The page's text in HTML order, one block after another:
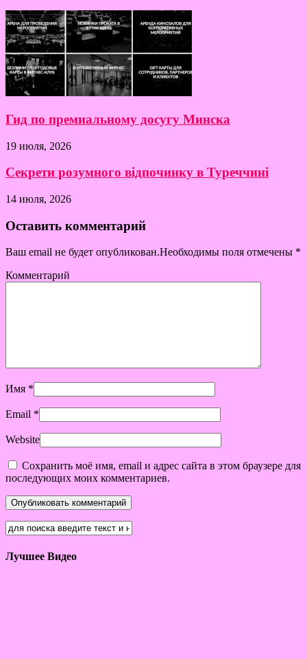
Гид по премиальному досугу Минска
19 июля, 2026
Секрети розумного відпочинку в Туреччині
14 июля, 2026
Оставить комментарий
Ваш email не будет опубликован.Необходимы поля отмечены *
Комментарий
Имя *
Email *
Website
Сохранить моё имя, email и адрес сайта в этом браузере для
последующих моих комментариев.
Лучшее Видео